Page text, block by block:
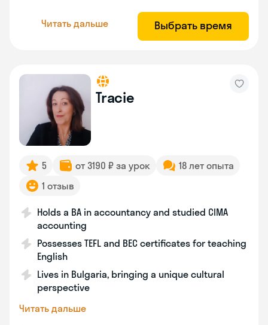
Читать дальше Выбрать время
Tracie
5 от 3190 ₽ за урок
18 лет опыта
1 отзыв
Holds a BA in accountancy and studied CIMA
accounting
Possesses TEFL and BEC certificates for teaching
English
Lives in Bulgaria, bringing a unique cultural
perspective
Читать дальше